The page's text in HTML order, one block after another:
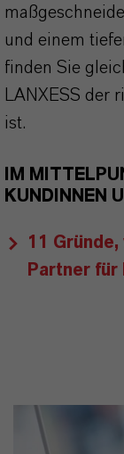
und einem
finden Sie
LANXESS der
ist.
IM
KUNDINNEN
11
Partner für